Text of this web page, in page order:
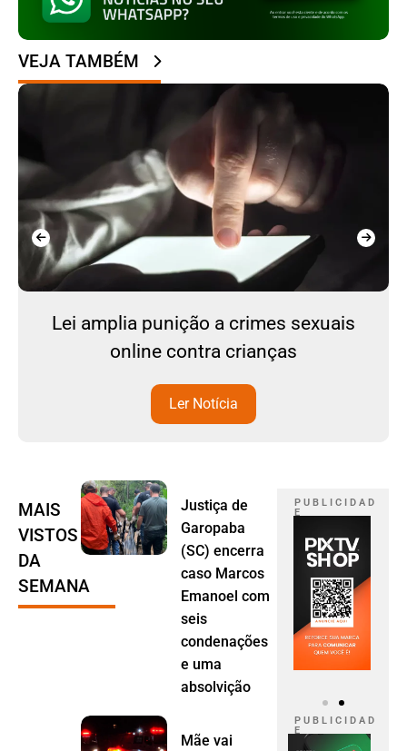
VEJA TAMBÉM
Lei amplia punição a crimes sexuais
online contra crianças
Ler Notícia
MAIS
VISTOS
DA
SEMANA
Justiça de
Garopaba
(SC) encerra
caso Marcos
Emanoel com
seis
condenações
e uma
absolvição
Mãe vai
P U B L I C I D A D
E
P U B L I C I D A D
E